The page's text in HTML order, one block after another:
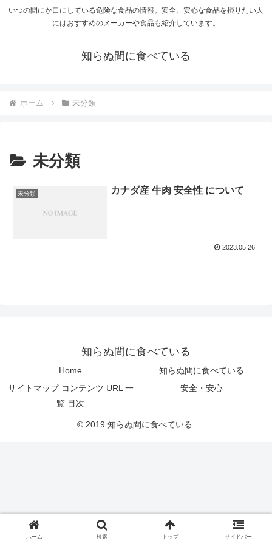
いつの間にか口にしている危険な食品の情報。安全、安心な食品を摂りたい人
にはおすすめのメーカーや食品も紹介しています。
知らぬ間に食べている
ホーム 未分類
未分類
未分類 カナダ産 牛肉 安全性 について
2023.05.26
知らぬ間に食べている
Home
知らぬ間に食べている
サイトマップ コンテンツ URL 一
覧 目次
安全・安心
© 2019 知らぬ間に食べている.
ホーム 検索 トップ サイドバー